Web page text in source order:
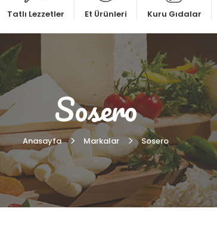
Tatlı Lezzetler Et Ürünleri Kuru Gıdalar
Sosero
Anasayfa Markalar Sosero